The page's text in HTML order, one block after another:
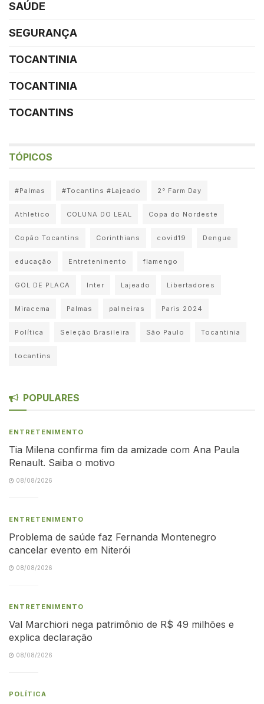
SAÚDE
SEGURANÇA
TOCANTINIA
TOCANTINIA
TOCANTINS
TÓPICOS
#Palmas #Tocantins #Lajeado 2° Farm Day
Athletico COLUNA DO LEAL Copa do Nordeste
Copão Tocantins Corinthians covid19 Dengue
educação Entretenimento flamengo
GOL DE PLACA Inter Lajeado Libertadores
Miracema Palmas palmeiras Paris 2024
Política Seleção Brasileira São Paulo Tocantinia
tocantins
POPULARES
ENTRETENIMENTO
Tia Milena confirma fim da amizade com Ana Paula
Renault. Saiba o motivo
08/08/2026
ENTRETENIMENTO
Problema de saúde faz Fernanda Montenegro
cancelar evento em Niterói
08/08/2026
ENTRETENIMENTO
Val Marchiori nega patrimônio de R$ 49 milhões e
explica declaração
08/08/2026
POLÍTICA